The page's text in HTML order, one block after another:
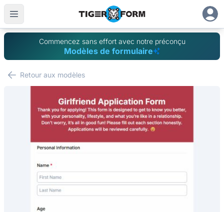
Commencez sans effort avec notre préconçu
Modèles de formulaire
Retour aux modèles